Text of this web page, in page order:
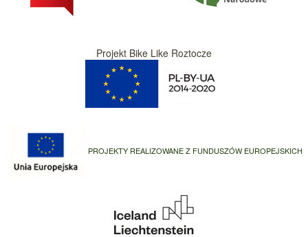
Projekt Bike Like Roztocze
PROJEKTY REALIZOWANE Z FUNDUSZÓW EUROPEJSKICH